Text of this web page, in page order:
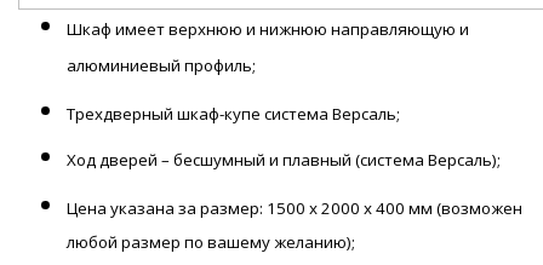
Шкаф имеет верхнюю и нижнюю направляющую и
алюминиевый профиль;
Трехдверный шкаф-купе система Версаль;
Ход дверей – бесшумный и плавный (система Версаль);
Цена указана за размер: 1500 х 2000 х 400 мм (возможен
любой размер по вашему желанию);